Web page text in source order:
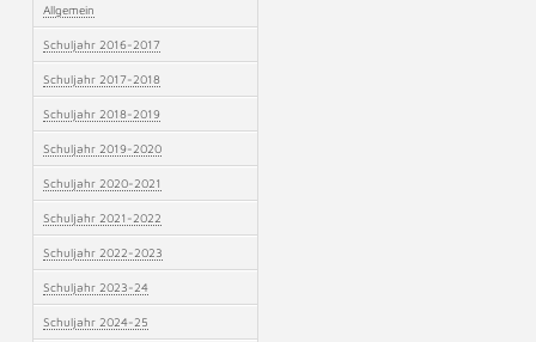
Allgemein
Schuljahr 2016-2017
Schuljahr 2017-2018
Schuljahr 2018-2019
Schuljahr 2019-2020
Schuljahr 2020-2021
Schuljahr 2021-2022
Schuljahr 2022-2023
Schuljahr 2023-24
Schuljahr 2024-25